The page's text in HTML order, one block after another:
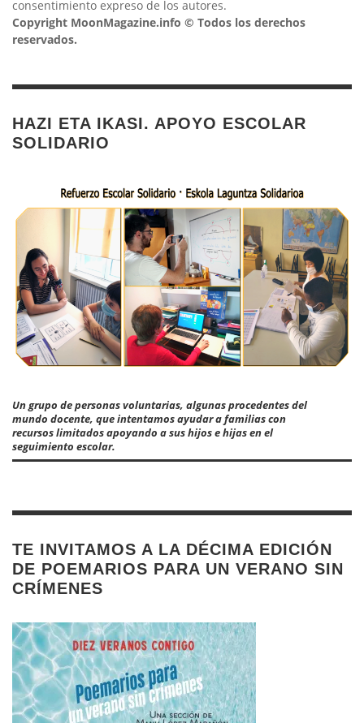
consentimiento expreso de los autores.
Copyright MoonMagazine.info © Todos los derechos
reservados.
HAZI ETA IKASI. APOYO ESCOLAR
SOLIDARIO
Un grupo de personas voluntarias, algunas procedentes del
mundo docente, que intentamos ayudar a familias con
recursos limitados apoyando a sus hijos e hijas en el
seguimiento escolar.
TE INVITAMOS A LA DÉCIMA EDICIÓN
DE POEMARIOS PARA UN VERANO SIN
CRÍMENES